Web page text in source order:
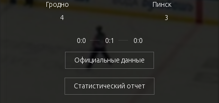
Гродно
4
0:0 0:1 0:0
Официальные данные
Статистический отчет
Пинск
3